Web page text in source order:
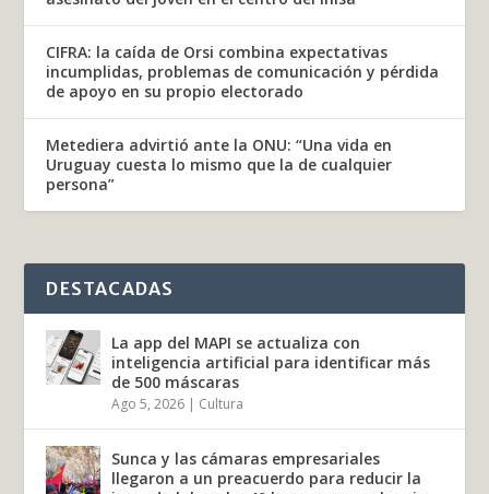
CIFRA: la caída de Orsi combina expectativas
incumplidas, problemas de comunicación y pérdida
de apoyo en su propio electorado
Metediera advirtió ante la ONU: “Una vida en
Uruguay cuesta lo mismo que la de cualquier
persona”
DESTACADAS
La app del MAPI se actualiza con
inteligencia artificial para identificar más
de 500 máscaras
Ago 5, 2026 | Cultura
Sunca y las cámaras empresariales
llegaron a un preacuerdo para reducir la